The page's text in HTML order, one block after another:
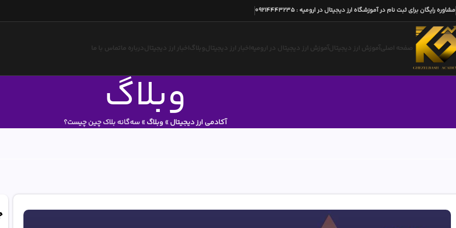
مشاوره رایگان برای ثبت نام در آموزشگاه ارز دیجیتال در ارومیه :
09214443235
صفحه اصلیآموزش ارز دیجیتالآموزش ارز دیجیتال در ارومیه اخبار ارز دیجیتالوبلاگ اخبار ارز دیجیتالدرباره ماتماس با ما
وبلاگآکادمی ارز دیجیتال» وبلاگ»سه‌گانه بلاک چین چیست؟